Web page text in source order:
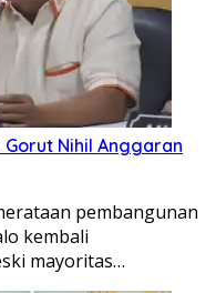
Gorut Nihil Anggaran
pembangunan
kembali
mayoritas…